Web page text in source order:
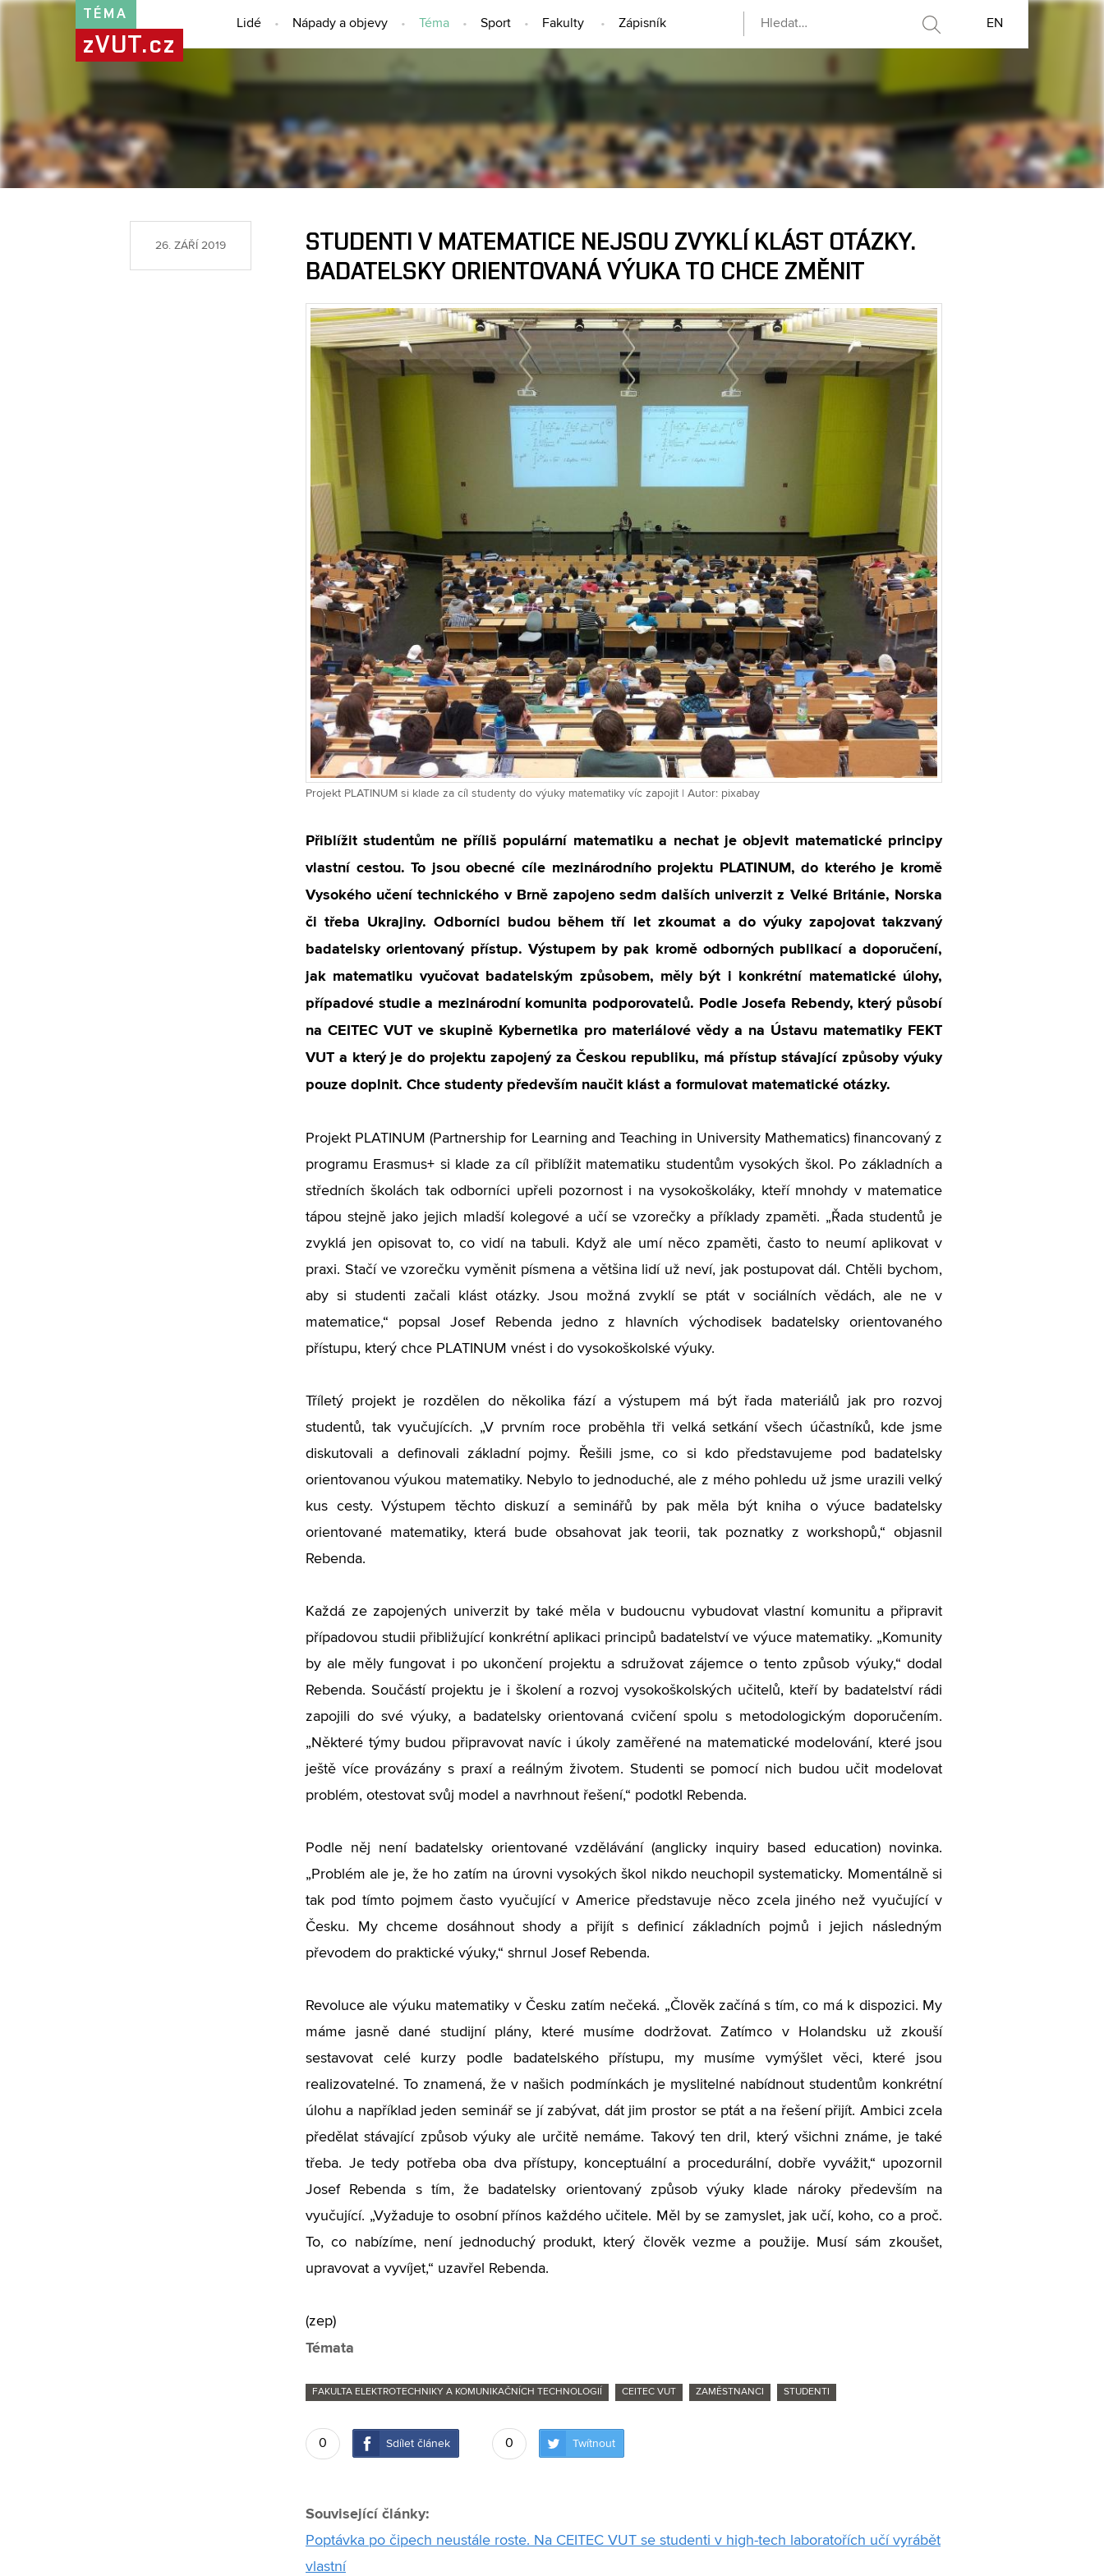
TÉMA
zVUT.cz
Lidé Nápady a objevy Téma Sport Fakulty Zápisník EN
TÉMA
26. ZÁŘÍ 2019
STUDENTI V MATEMATICE NEJSOU ZVYKLÍ KLÁST OTÁZKY.
BADATELSKY ORIENTOVANÁ VÝUKA TO CHCE ZMĚNIT
Projekt PLATINUM si klade za cíl studenty do výuky matematiky víc zapojit | Autor: pixabay
Přiblížit studentům ne příliš populární matematiku a nechat je objevit matematické principy
vlastní cestou. To jsou obecné cíle mezinárodního projektu PLATINUM, do kterého je kromě
Vysokého učení technického v Brně zapojeno sedm dalších univerzit z Velké Británie, Norska
či třeba Ukrajiny. Odborníci budou během tří let zkoumat a do výuky zapojovat takzvaný
badatelsky orientovaný přístup. Výstupem by pak kromě odborných publikací a doporučení,
jak matematiku vyučovat badatelským způsobem, měly být i konkrétní matematické úlohy,
případové studie a mezinárodní komunita podporovatelů. Podle Josefa Rebendy, který působí
na CEITEC VUT ve skupině Kybernetika pro materiálové vědy a na Ústavu matematiky FEKT
VUT a který je do projektu zapojený za Českou republiku, má přístup stávající způsoby výuky
pouze doplnit. Chce studenty především naučit klást a formulovat matematické otázky.
Projekt PLATINUM (Partnership for Learning and Teaching in University Mathematics) financovaný z
programu Erasmus+ si klade za cíl přiblížit matematiku studentům vysokých škol. Po základních a
středních školách tak odborníci upřeli pozornost i na vysokoškoláky, kteří mnohdy v matematice
tápou stejně jako jejich mladší kolegové a učí se vzorečky a příklady zpaměti. „Řada studentů je
zvyklá jen opisovat to, co vidí na tabuli. Když ale umí něco zpaměti, často to neumí aplikovat v
praxi. Stačí ve vzorečku vyměnit písmena a většina lidí už neví, jak postupovat dál. Chtěli bychom,
aby si studenti začali klást otázky. Jsou možná zvyklí se ptát v sociálních vědách, ale ne v
matematice,“ popsal Josef Rebenda jedno z hlavních východisek badatelsky orientovaného
přístupu, který chce PLATINUM vnést i do vysokoškolské výuky.
Tříletý projekt je rozdělen do několika fází a výstupem má být řada materiálů jak pro rozvoj
studentů, tak vyučujících. „V prvním roce proběhla tři velká setkání všech účastníků, kde jsme
diskutovali a definovali základní pojmy. Řešili jsme, co si kdo představujeme pod badatelsky
orientovanou výukou matematiky. Nebylo to jednoduché, ale z mého pohledu už jsme urazili velký
kus cesty. Výstupem těchto diskuzí a seminářů by pak měla být kniha o výuce badatelsky
orientované matematiky, která bude obsahovat jak teorii, tak poznatky z workshopů,“ objasnil
Rebenda.
Každá ze zapojených univerzit by také měla v budoucnu vybudovat vlastní komunitu a připravit
případovou studii přibližující konkrétní aplikaci principů badatelství ve výuce matematiky. „Komunity
by ale měly fungovat i po ukončení projektu a sdružovat zájemce o tento způsob výuky,“ dodal
Rebenda. Součástí projektu je i školení a rozvoj vysokoškolských učitelů, kteří by badatelství rádi
zapojili do své výuky, a badatelsky orientovaná cvičení spolu s metodologickým doporučením.
„Některé týmy budou připravovat navíc i úkoly zaměřené na matematické modelování, které jsou
ještě více provázány s praxí a reálným životem. Studenti se pomocí nich budou učit modelovat
problém, otestovat svůj model a navrhnout řešení,“ podotkl Rebenda.
Podle něj není badatelsky orientované vzdělávání (anglicky inquiry based education) novinka.
„Problém ale je, že ho zatím na úrovni vysokých škol nikdo neuchopil systematicky. Momentálně si
tak pod tímto pojmem často vyučující v Americe představuje něco zcela jiného než vyučující v
Česku. My chceme dosáhnout shody a přijít s definicí základních pojmů i jejich následným
převodem do praktické výuky,“ shrnul Josef Rebenda.
Revoluce ale výuku matematiky v Česku zatím nečeká. „Člověk začíná s tím, co má k dispozici. My
máme jasně dané studijní plány, které musíme dodržovat. Zatímco v Holandsku už zkouší
sestavovat celé kurzy podle badatelského přístupu, my musíme vymýšlet věci, které jsou
realizovatelné. To znamená, že v našich podmínkách je myslitelné nabídnout studentům konkrétní
úlohu a například jeden seminář se jí zabývat, dát jim prostor se ptát a na řešení přijít. Ambici zcela
předělat stávající způsob výuky ale určitě nemáme. Takový ten dril, který všichni známe, je také
třeba. Je tedy potřeba oba dva přístupy, konceptuální a procedurální, dobře vyvážit,“ upozornil
Josef Rebenda s tím, že badatelsky orientovaný způsob výuky klade nároky především na
vyučující. „Vyžaduje to osobní přínos každého učitele. Měl by se zamyslet, jak učí, koho, co a proč.
To, co nabízíme, není jednoduchý produkt, který člověk vezme a použije. Musí sám zkoušet,
upravovat a vyvíjet,“ uzavřel Rebenda.
(zep)
Témata
FAKULTA ELEKTROTECHNIKY A KOMUNIKAČNÍCH TECHNOLOGIÍ CEITEC VUT ZAMĚSTNANCI STUDENTI
0 Sdílet článek 0 Twítnout
Související články:
Poptávka po čipech neustále roste. Na CEITEC VUT se studenti v high-tech laboratořích učí vyrábět
vlastní